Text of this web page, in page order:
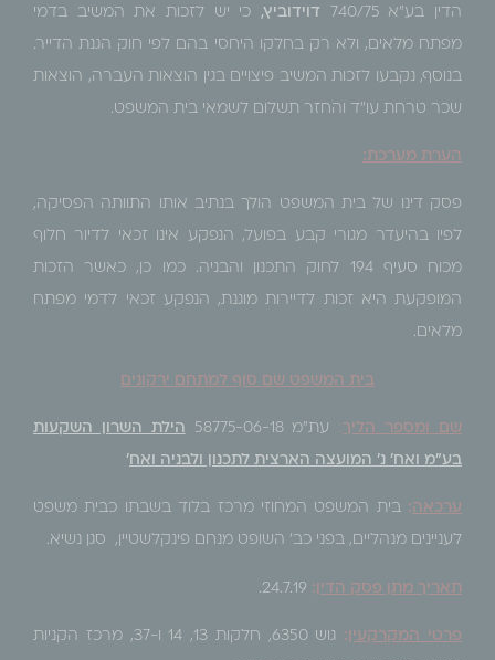
הדין בע"א 740/75 דוידוביץ, כי יש לזכות את המשיב בדמי
מפתח מלאים, ולא רק בחלקו היחסי בהם לפי חוק הגנת הדייר.
בנוסף, נקבעו לזכות המשיב פיצויים בגין הוצאות העברה, הוצאות
שכר טרחת עו"ד והחזר תשלום לשמאי בית המשפט.
הערת מערכת:
פסק דינו של בית המשפט הולך בנתיב אותו התוותה הפסיקה,
לפיו בהיעדר מגורי קבע בפועל, הנפקע אינו זכאי לדיור חלוף
מכוח סעיף 194 לחוק התכנון והבניה. כמו כן, כאשר הזכות
המופקעת היא זכות לדיירות מוגנת, הנפקע זכאי לדמי מפתח
מלאים.
בית המשפט שם סוף למתחם ירקונים
שם ומספר הליך : עת"מ 58775-06-18 הילת השרון השקעות
בע"מ ואח' נ' המועצה הארצית לתכנון ולבניה ואח '
ערכאה: בית המשפט המחוזי מרכז בלוד בשבתו כבית משפט
לעניינים מנהליים, בפני כב' השופט מנחם פינקלשטיין, סגן נשיא.
תאריך מתן פסק הדין :
24.7.19.
פרטי המקרקעין : גוש 6350, חלקות 13, 14 ו-37, מרכז הקניות